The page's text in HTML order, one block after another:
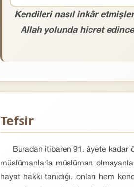
Kendileri nasıl inkâr
Allah yolunda hicret
Tefsir
Buradan itibaren 91. âyete kadar
müslümanlarla müslüman
hayat hakkı tanıdığı, onları hem